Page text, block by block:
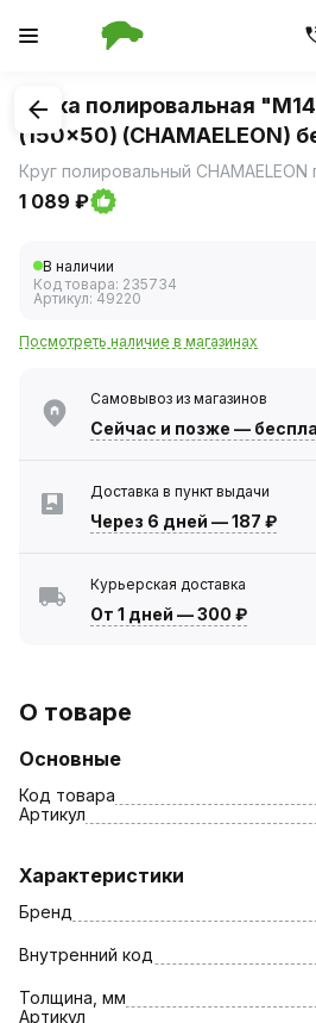
1/1
Губка полировальная
(150x50) (CHAMAELEON)
1 089 ₽
В наличии
Код товара: 235734
Артикул: 49220
Посмотреть наличие в магазинах
Самовывоз из магазинов
Сейчас и позже —
Доставка в пункт выдачи
Через 6 дней —187 ₽
Курьерская доставка
От 1 дней —300 ₽
О товаре
Основные
Код товара
Артикул
Характеристики
Бренд
Внутренний код
Толщина, мм
Артикул